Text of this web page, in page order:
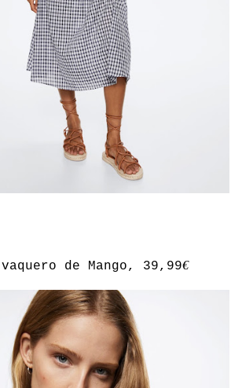
vaquero de Mango, 39,99€